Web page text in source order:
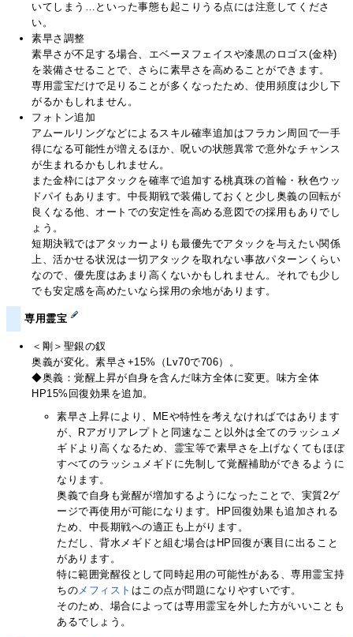
いてしまう…といった事態も起こりうる点には注意してくださ
い。
素早さ調整
素早さが不足する場合、エベーヌフェイスや漆黒のロゴス(金枠)
を装備させることで、さらに素早さを高めることができます。
専用霊宝だけで足りることが多くなったため、使用頻度は少し下
がるかもしれません。
フォトン追加
アムールリングなどによるスキル確率追加はフラカン周回で一手
得になる可能性が増えるほか、呪いの状態異常で意外なチャンス
が生まれるかもしれません。
また金枠にはアタックを確率で追加する桃真珠の首輪・秋色ウッ
ドパイもあります。中長期戦で装備しておくと少し奥義の回転が
良くなる他、オートでの安定性を高める意図での採用もありでし
ょう。
短期決戦ではアタッカーよりも最優先でアタックを与えたい関係
上、活かせる状況は一切アタックを取れない事故パターンくらい
なので、優先度はあまり高くないかもしれません。それでも少し
でも安定感を高めたいなら採用の余地があります。
専用霊宝
＜剛＞聖銀の釵
奥義が変化。素早さ+15%（Lv70で706）。
◆奥義：覚醒上昇が自身を含んだ味方全体に変更。味方全体
HP15%回復効果を追加。
素早さ上昇により、MEや特性を考えなければではあります
が、Rアガリアレプトと同速なこと以外は全てのラッシュメ
ギドより高くなるため、霊宝等で素早さを上げなくてもほぼ
すべてのラッシュメギドに先制して覚醒補助ができるように
なります。
奥義で自身も覚醒が増加するようになったことで、実質2ゲ
ージで再使用が可能になります。HP回復効果も追加される
ため、中長期戦への適正も上がります。
ただし、背水メギドと組む場合はHP回復が裏目に出ること
があります。
特に範囲覚醒役として同時起用の可能性がある、専用霊宝持
ちの メフィスト はこの点が問題になりやすいです。
そのため、場合によっては専用霊宝を外した方がいいことも
あるでしょう。